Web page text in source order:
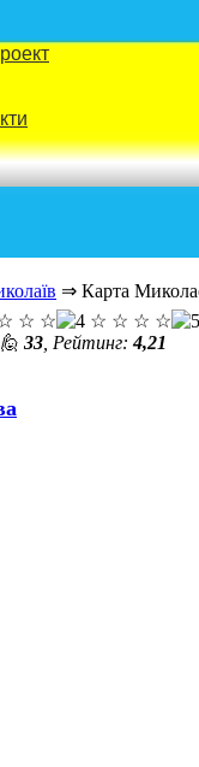
⇒ Карта
33 , Рейтинг:4,21